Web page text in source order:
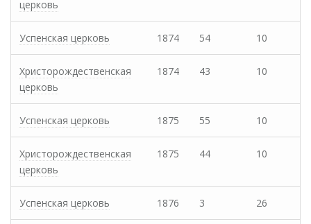
церковь
Успенская церковь 1874 54 10
Христорождественская
церковь
1874 43 10
Успенская церковь 1875 55 10
Христорождественская
церковь
1875 44 10
Успенская церковь 1876 3 26